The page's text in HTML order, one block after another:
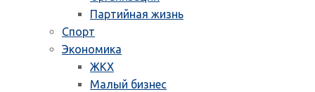
Партийная жизнь
Спорт
Экономика
ЖКХ
Малый бизнес